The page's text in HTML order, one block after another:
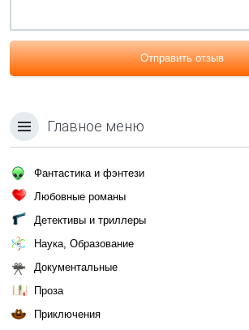
Отправить отзыв
Главное меню
Фантастика и фэнтези
Любовные романы
Детективы и триллеры
Наука, Образование
Документальные
Проза
Приключения